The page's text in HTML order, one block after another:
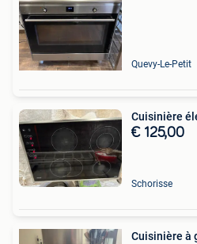
Quevy-Le-Petit
Cuisinière
€ 125,00
Schorisse
Cuisinière à